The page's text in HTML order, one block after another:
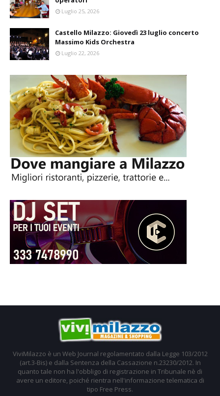
Luglio 25, 2026
Castello Milazzo: Giovedì 23 luglio concerto
Massimo Kids Orchestra
Luglio 22, 2026
ViviMilazzo è un Web Journal regolamentato dalla Legge 103/2012
(art.3-Bis) e dalla Sentenza della Cassazione n.23230/2012. In
quanto tale non ha l'obbligo di registrazione in Tribunale nè di
avere un editore, poiché rientra nell'informazione telematica di
tipo Free Press.